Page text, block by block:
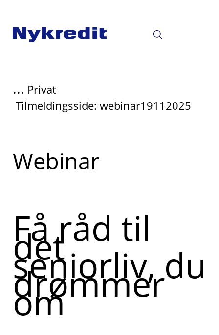
... Privat
Tilmeldingsside: webinar19112025
Read
more
Webinar
Få råd til
det
seniorliv, du
drømmer
om